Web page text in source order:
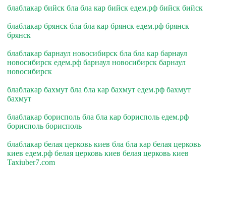
блаблакар бийск бла бла кар бийск едем.рф бийск бийск
блаблакар брянск бла бла кар брянск едем.рф брянск
брянск
блаблакар барнаул новосибирск бла бла кар барнаул
новосибирск едем.рф барнаул новосибирск барнаул
новосибирск
блаблакар бахмут бла бла кар бахмут едем.рф бахмут
бахмут
блаблакар борисполь бла бла кар борисполь едем.рф
борисполь борисполь
блаблакар белая церковь киев бла бла кар белая церковь
киев едем.рф белая церковь киев белая церковь киев
Taxiuber7.com